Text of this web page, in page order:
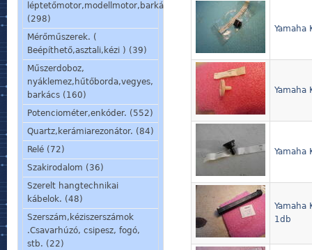
léptetőmotor,modellmotor,barkácsmotor.
(298)
Mérőműszerek. (
Beépíthető,asztali,kézi ) (39)
Műszerdoboz,
nyáklemez,hűtőborda,vegyes,
barkács (160)
Potenciométer,enkóder. (552)
Quartz,kerámiarezonátor. (84)
Relé (72)
Szakirodalom (36)
Szerelt hangtechnikai
kábelok. (48)
Szerszám,kéziszerszámok
.Csavarhúzó, csipesz, fogó,
stb. (22)
Yamaha
Yamaha
Yamaha
Yamaha
1db